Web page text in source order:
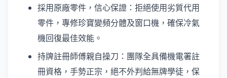
採用原廠零件，信心保證：拒絕使用劣質代用
零件，專修珍寶變頻分體及窗口機，確保冷氣
機回復最佳效能。
持牌註冊師傅親自操刀：團隊全具備機電署註
冊資格，手勢正宗，絕不外判給無牌學徒，保